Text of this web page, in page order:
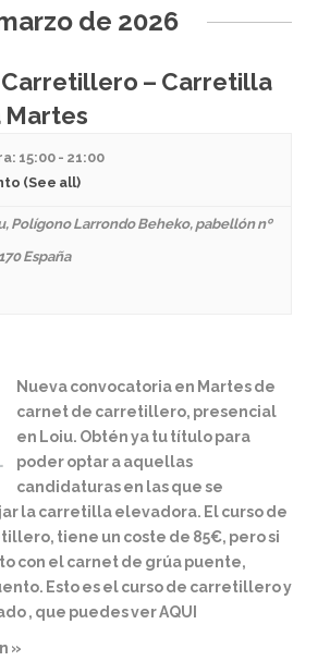
de 2026
– Carretilla
15:00 - 21:00
(See all)
, Polígono Larrondo Beheko, pabellón nº
España
Nueva convocatoria en Martes de
carnet de carretillero, presencial
en Loiu. Obtén ya tu título para
poder optar a aquellas
candidaturas en las que se
la carretilla elevadora. El curso de
tiene un coste de 85€, pero si
con el carnet de grúa puente,
Esto es el curso de carretillero y
, que puedes ver AQUI
»